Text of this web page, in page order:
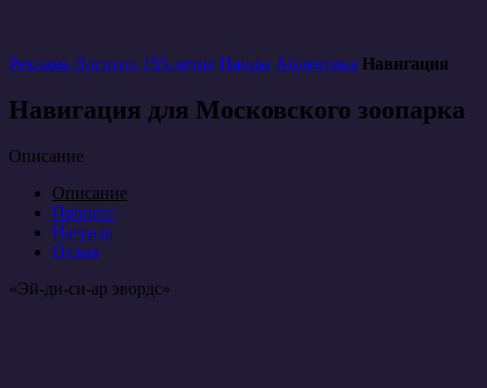
Реклама Логотип 155-летие Панды Айдентика Навигация
Навигация для Московского зоопарка
Описание
Описание
Процесс
Награда
Отзыв
«Эй-ди-си-ар эвордс»